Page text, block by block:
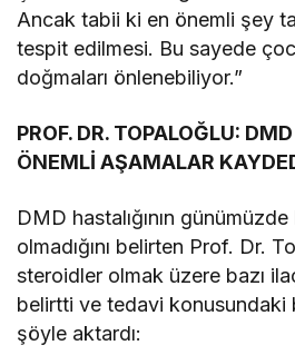
Ancak tabii ki en önemli şey
tespit edilmesi. Bu sayede
doğmaları önlenebiliyor.”
PROF. DR. TOPALOĞLU:
ÖNEMLİ AŞAMALAR
DMD hastalığının
olmadığını belirten Prof. Dr.
steroidler olmak üzere bazı
belirtti ve tedavi konusundaki
şöyle aktardı: